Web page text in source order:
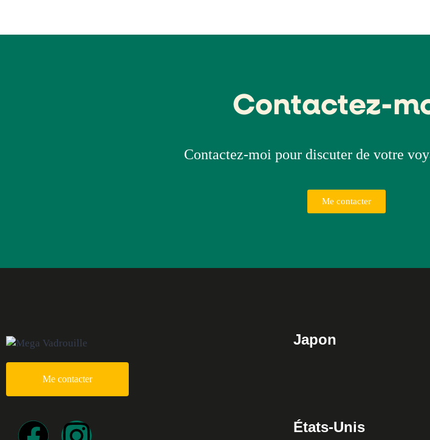
Contactez-
Contactez-moi pour discuter de votre
Me contacter
Me contacter
Japon
États-Unis